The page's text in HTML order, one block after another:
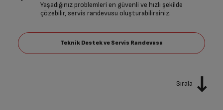
Yaşadığınız problemleri en güvenli ve hızlı şekilde
çözebilir, servis randevusu oluşturabilirsiniz.
Sırala